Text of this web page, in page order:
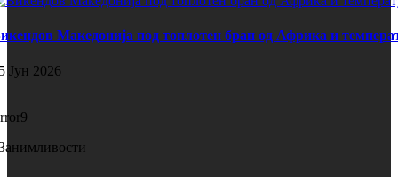
Македонија под топлотен бран од Африка и
Јун 2026